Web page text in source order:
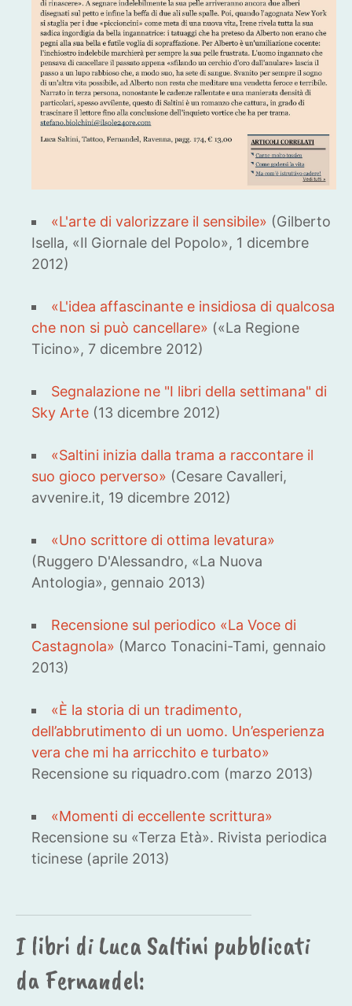
«L'arte di valorizzare il sensibile» (Gilberto
Isella, «Il Giornale del Popolo», 1 dicembre
2012)
«L'idea affascinante e insidiosa di qualcosa
che non si può cancellare» («La Regione
Ticino», 7 dicembre 2012)
Segnalazione ne "I libri della settimana" di
Sky Arte (13 dicembre 2012)
«Saltini inizia dalla trama a raccontare il
suo gioco perverso» (Cesare Cavalleri,
avvenire.it, 19 dicembre 2012)
«Uno scrittore di ottima levatura»
(Ruggero D'Alessandro, «La Nuova
Antologia», gennaio 2013)
Recensione sul periodico «La Voce di
Castagnola» (Marco Tonacini-Tami, gennaio
2013)
«È la storia di un tradimento,
dell’abbrutimento di un uomo. Un’esperienza
vera che mi ha arricchito e turbato»
Recensione su riquadro.com (marzo 2013)
«Momenti di eccellente scrittura»
Recensione su «Terza Età». Rivista periodica
ticinese (aprile 2013)
I libri di Luca Saltini pubblicati
da Fernandel: